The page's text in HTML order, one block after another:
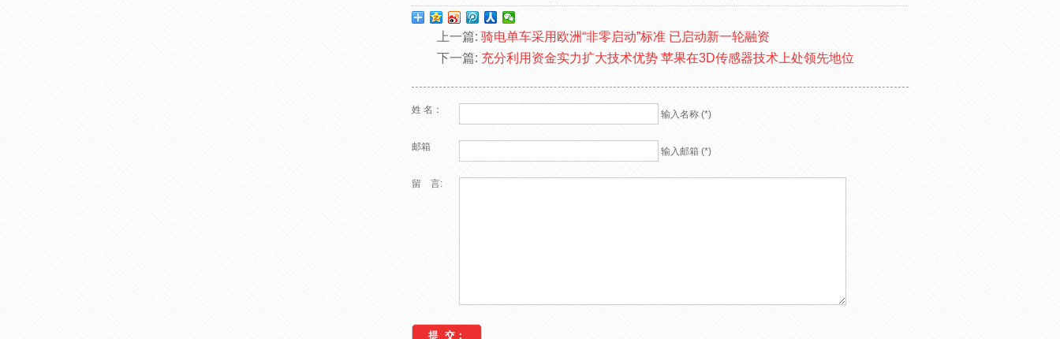
上一篇: 骑电单车采用欧洲“非零启动”标准 已启动新一轮融资
下一篇: 充分利用资金实力扩大技术优势 苹果在3D传感器技术上处领先地位
姓 名： 输入名称 (*)
邮箱 输入邮箱 (*)
留 言: